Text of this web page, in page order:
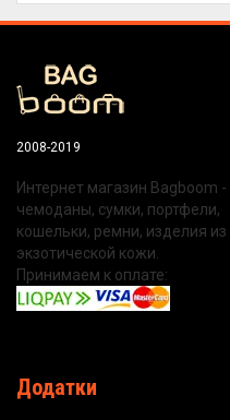
2008-2019
Интернет магазин Bagboom -
чемоданы, сумки, портфели,
кошельки, ремни, изделия из
экзотической кожи.
Принимаем к оплате:
Додатки